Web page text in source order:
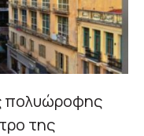
πολυώροφης
της